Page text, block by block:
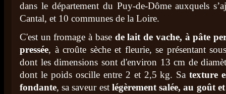
dans le département du Puy-de-Dôme auxquels
Cantal, et 10 communes de la Loire.
C'est un fromage à base de lait de vache, à pâte
pressée, à croûte sèche et fleurie, se présentant
dont les dimensions sont d'environ 13 cm de
dont le poids oscille entre 2 et 2,5 kg. Satexture
fondante, sa saveur est légèrement salée, au goût